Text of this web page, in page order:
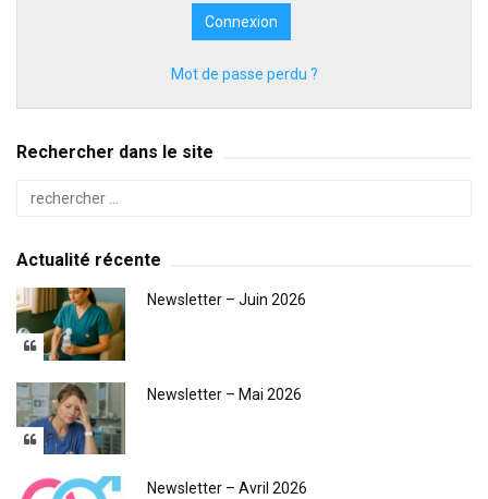
Mot de passe perdu ?
Rechercher dans le site
Actualité récente
Newsletter – Juin 2026
Newsletter – Mai 2026
Newsletter – Avril 2026